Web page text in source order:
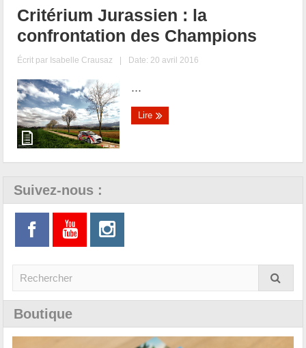
Critérium Jurassien : la
confrontation des Champions
Écrit par Isabelle Crausaz | Date: 20 avril 2016
...
Lire
Suivez-nous :
Boutique